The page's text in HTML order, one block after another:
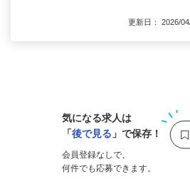
更新日： 2026/
気になる求人は
「後で見る 」で保存！
会員登録なしで、
何件でも応募できます。